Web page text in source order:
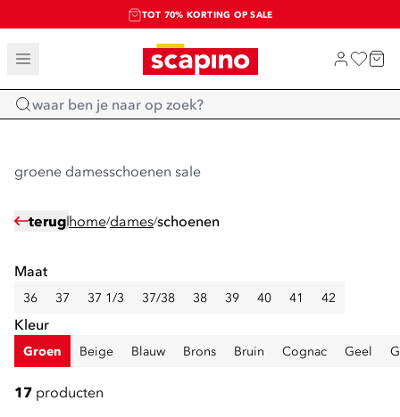
TOT 70% KORTING OP SALE
SHOP NIEUW
Home
groene damesschoenen sale
terug home/dames/schoenen
Maat
36 37 37 1/3 37/38 38 39 40 41 42
Kleur
Groen Beige Blauw Brons Bruin Cognac Geel
17 producten